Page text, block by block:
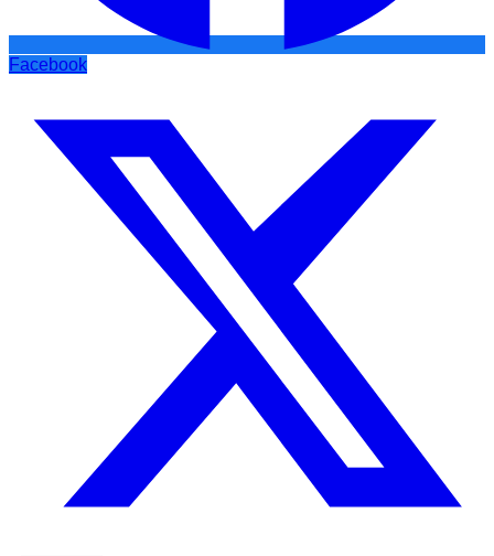
Facebook